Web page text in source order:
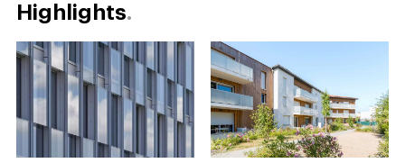
Highlights